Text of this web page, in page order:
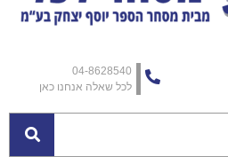
04-8628540
לכל שאלה אנחנו כאן